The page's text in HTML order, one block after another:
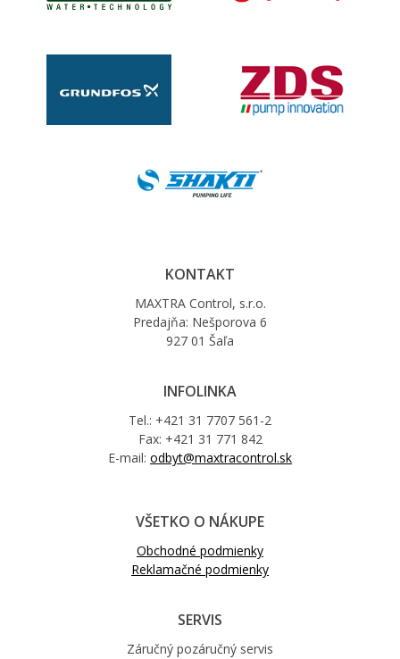
KONTAKT
MAXTRA Control, s.r.o.
Predajňa: Nešporova 6
927 01 Šaľa
INFOLINKA
Tel.: +421 31 7707 561-2
Fax: +421 31 771 842
E-mail: odbyt@maxtracontrol.sk
VŠETKO O NÁKUPE
Obchodné podmienky
Reklamačné podmienky
SERVIS
Záručný pozáručný servis